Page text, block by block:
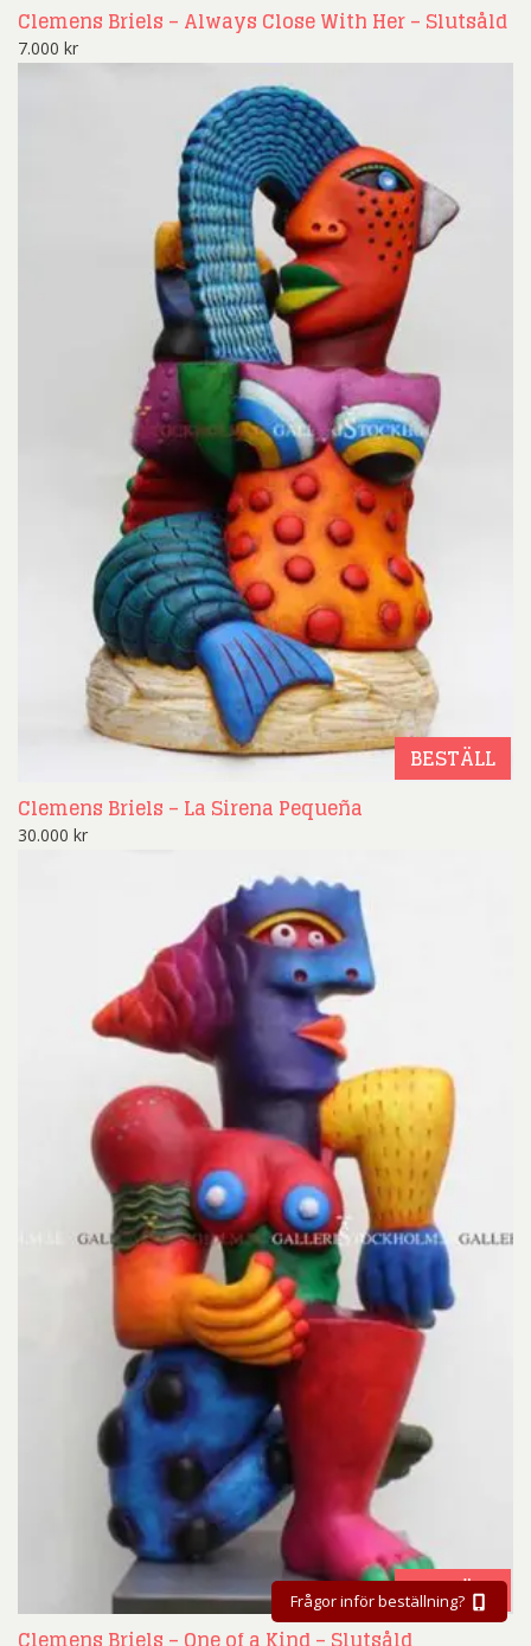
Clemens Briels – Always Close With Her – Slutsåld
7.000 kr
BESTÄLL
Clemens Briels – La Sirena Pequeña
30.000 kr
BESTÄLL
Frågor inför beställning?